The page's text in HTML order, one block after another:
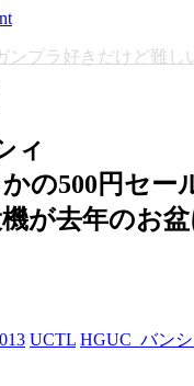
ンプラ好きだけど難し
ィ
の500円セー
が去年のお
UCTL HGUC_バンシ